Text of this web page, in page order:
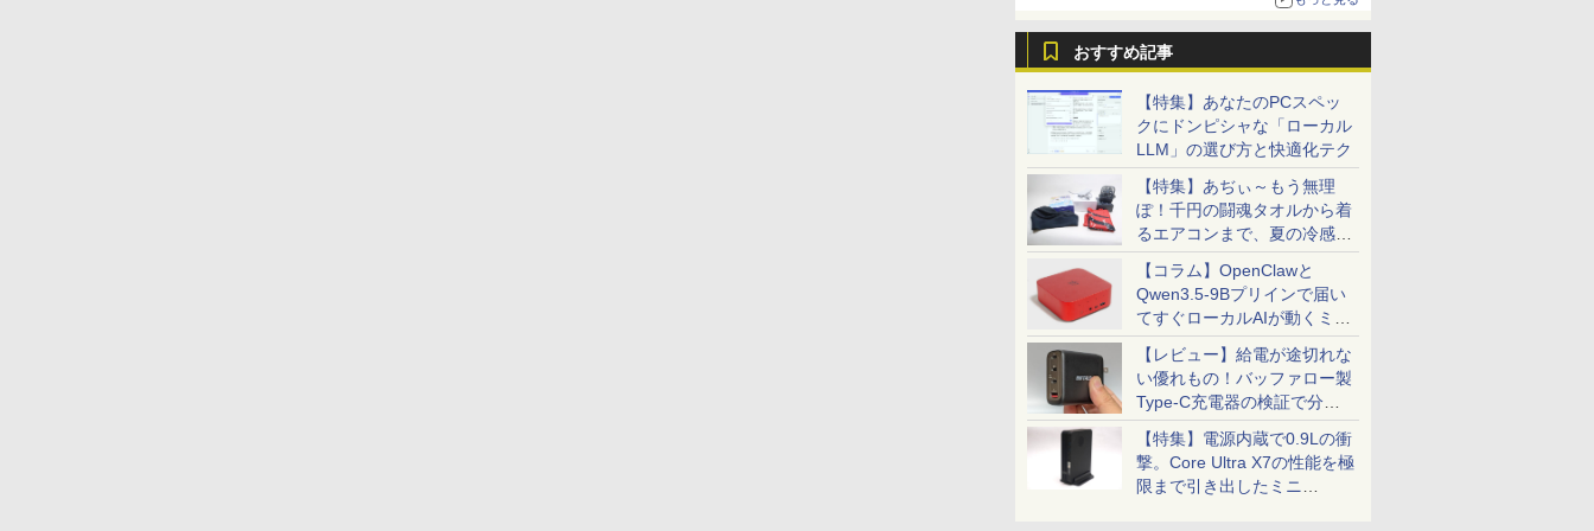
おすすめ記事
【特集】あなたのPCスペッ
クにドンピシャな「ローカル
LLM」の選び方と快適化テク
【特集】あぢぃ～もう無理
ぽ！千円の闘魂タオルから着
るエアコンまで、夏の冷感グ
ッズ一挙紹介
【コラム】OpenClawと
Qwen3.5-9Bプリインで届い
てすぐローカルAIが動くミニ
PC「SER9 Pro」
【レビュー】給電が途切れな
い優れもの！バッファロー製
Type-C充電器の検証で分か
ったこと
【特集】電源内蔵で0.9Lの衝
撃。Core Ultra X7の性能を極
限まで引き出したミニ